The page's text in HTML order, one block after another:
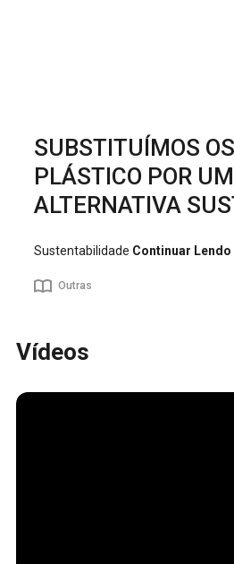
SUBSTITUÍMOS
PLÁSTICO POR
ALTERNATIVA
Sustentabilidade Continuar Lendo
Outras
Vídeos